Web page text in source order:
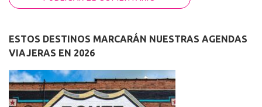
ESTOS DESTINOS MARCARÁN NUESTRAS AGENDAS
VIAJERAS EN 2026